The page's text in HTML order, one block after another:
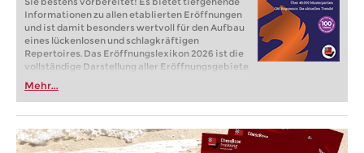
Informationen zu allen etablierten Eröffnungen
und ist damit besonders wertvoll für den Aufbau
eines lückenlosen und schlagkräftigen
Repertoires. Das Eröffnungslexikon 2026 ist die
vollständige Darstellung aller Eröffnungsgebiete
in einem Lehrwerk und damit der optimale
Einstieg in das Eröffnungstraining.
Mehr...